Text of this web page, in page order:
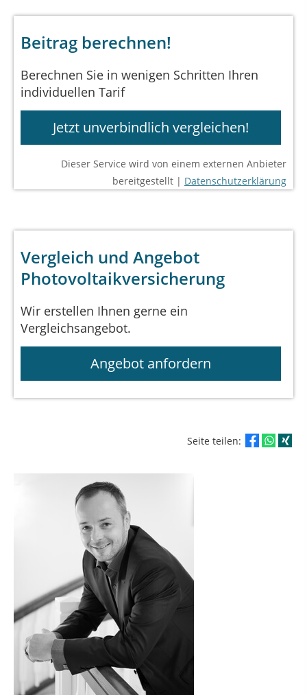
Beitrag berechnen!
Berechnen Sie in wenigen Schritten Ihren
individuellen Tarif
Jetzt unverbindlich vergleichen!
Dieser Service wird von einem externen Anbieter
bereitgestellt | Datenschutzerklärung
Vergleich und Angebot
Photovoltaikversicherung
Wir erstellen Ihnen gerne ein
Vergleichsangebot.
Angebot anfordern
Seite teilen: